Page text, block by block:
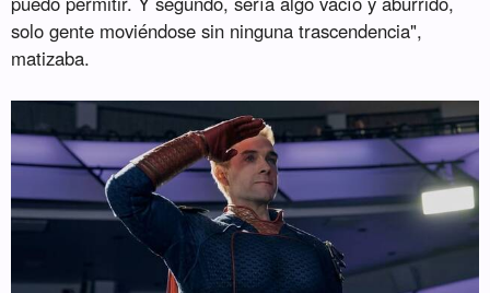
solo gente moviéndose sin ninguna trascendencia",
matizaba.